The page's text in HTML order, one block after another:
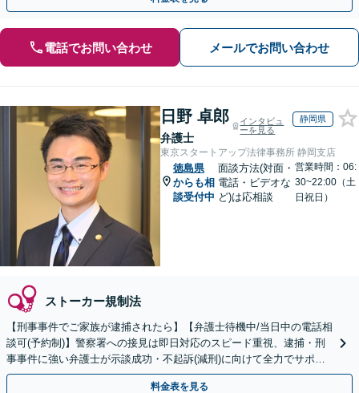
電話でお問い合わせ メールでお問い合わせ
日野 卓郎
弁護士
インタビュ
ーを見る
静岡県
東京スタートアップ法律事務所 静岡支店
徳島県
からも相
談受付中
面談方法(対面・
電話・ビデオな
ど)は応相談
営業時間：06:
30~22:00（土
日祝日）
ストーカー規制法
【刑事事件でご家族が逮捕されたら】【弁護士待機中/当日中の電話相
談可(予約制)】警察署への接見は即日対応のスピード重視、逮捕・刑
事事件に強い弁護士が示談成功・不起訴(減刑)に向けて全力でサポー
トします。【加害者側の相談専門】
料金表を見る